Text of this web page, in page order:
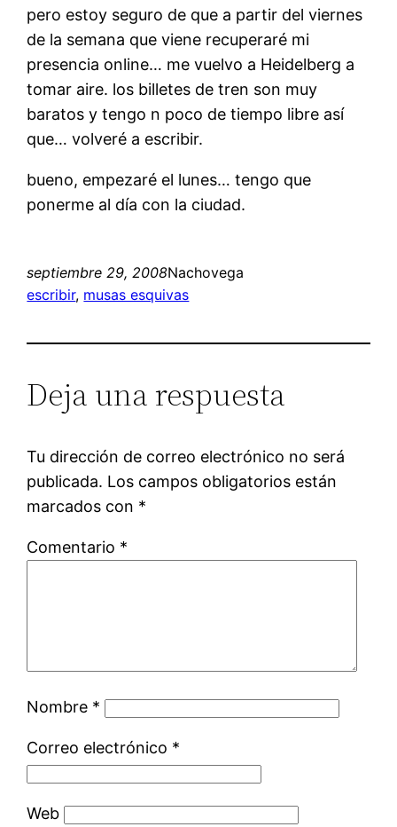
pero estoy seguro de que a partir del viernes
de la semana que viene recuperaré mi
presencia online… me vuelvo a Heidelberg a
tomar aire. los billetes de tren son muy
baratos y tengo n poco de tiempo libre así
que… volveré a escribir.
bueno, empezaré el lunes… tengo que
ponerme al día con la ciudad.
septiembre 29, 2008Nachovega
escribir, musas esquivas
Deja una respuesta
Tu dirección de correo electrónico no será
publicada. Los campos obligatorios están
marcados con *
Comentario *
Nombre *
Correo electrónico *
Web